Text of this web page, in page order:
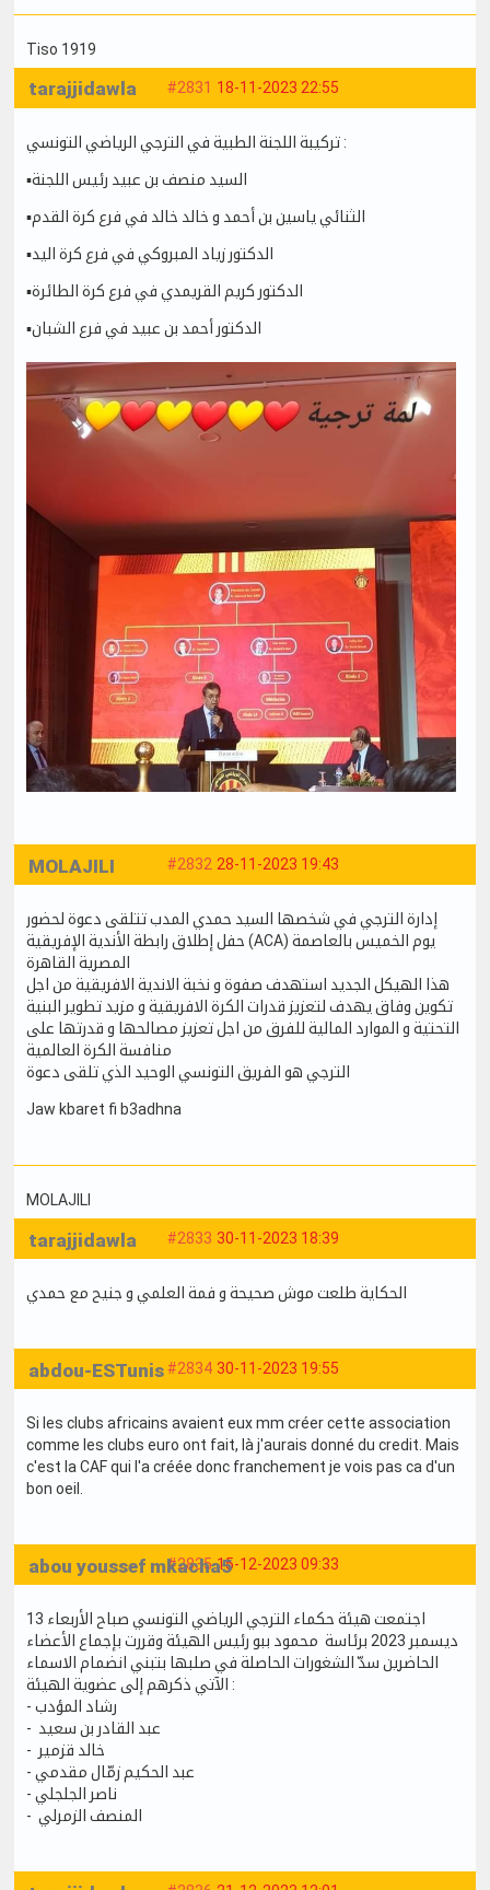
Tiso 1919
#2831 18-11-2023 22:55
tarajjidawla
تركيبة اللجنة الطبية في الترجي الرياضي التونسي :
▪️السيد منصف بن عبيد رئيس اللجنة
▪️الثنائي ياسين بن أحمد و خالد خالد في فرع كرة القدم
▪️الدكتور زياد المبروكي في فرع كرة اليد
▪️الدكتور كريم القريمدي في فرع كرة الطائرة
▪️الدكتور أحمد بن عبيد في فرع الشبان
#2832 28-11-2023 19:43
MOLAJILI
إدارة الترجي في شخصها السيد حمدي المدب تتلقى دعوة لحضور
حفل إطلاق رابطة الأندية الإفريقية (ACA) يوم الخميس بالعاصمة
المصرية القاهرة
هذا الهيكل الجديد استهدف صفوة و نخبة الاندية الافريقية من اجل
تكوين وفاق يهدف لتعزيز قدرات الكرة الافريقية و مزيد تطوير البنية
التحتية و الموارد المالية للفرق من اجل تعزيز مصالحها و قدرتها على
منافسة الكرة العالمية
الترجي هو الفريق التونسي الوحيد الذي تلقى دعوة
Jaw kbaret fi b3adhna
MOLAJILI
#2833 30-11-2023 18:39
tarajjidawla
الحكاية طلعت موش صحيحة و فمة العلمي و جنيح مع حمدي
#2834 30-11-2023 19:55
abdou-ESTunis
Si les clubs africains avaient eux mm créer cette association
comme les clubs euro ont fait, là j'aurais donné du credit. Mais
c'est la CAF qui l'a créée donc franchement je vois pas ca d'un
bon oeil.
#2835 15-12-2023 09:33
abou youssef mkacha5
اجتمعت هيئة حكماء الترجي الرياضي التونسي صباح الأربعاء 13
ديسمبر 2023 برئاسة محمود ببو رئيس الهيئة وقررت بإجماع الأعضاء
الحاضرين سدّ الشغورات الحاصلة في صلبها بتبني انضمام الاسماء
الآتي ذكرهم إلى عضوية الهيئة :
- رشاد المؤدب
- عبد القادر بن سعيد
- خالد قزمير
- عبد الحكيم زمّال مقدمي
- ناصر الجلجلي
- المنصف الزمرلي